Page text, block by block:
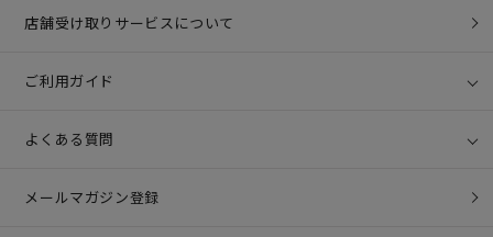
店舗受け取りサービスについて
ご利用ガイド
よくある質問
メールマガジン登録